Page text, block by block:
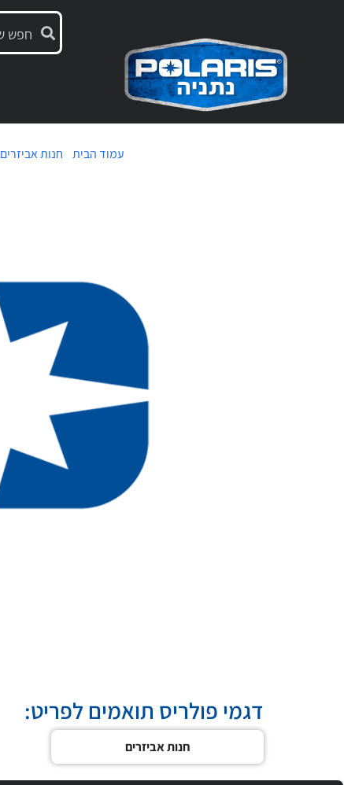
עמוד הבית/ חנות אביזרים
דגמי פולריס תואמים לפריט:
חנות אביזרים